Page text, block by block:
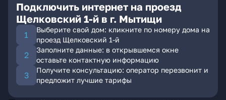
Подключить интернет на проезд
Щелковский 1-й в г. Мытищи
Выберите свой дом: кликните по номеру дома на
проезд Щелковский 1-й
Заполните данные: в открывшемся окне
оставьте контактную информацию
Получите консультацию: оператор перезвонит и
предложит лучшие тарифы